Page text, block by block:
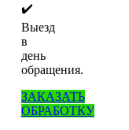
✔️
Выезд
в
день
обращения.
ЗАКАЗАТЬ
ОБРАБОТКУ